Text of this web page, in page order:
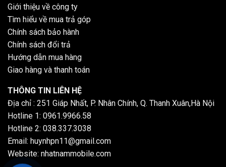
Giới thiệu về công ty
Tìm hiểu về mua trả góp
Chính sách bảo hành
Chính sách đổi trả
Hướng dẫn mua hàng
Giao hàng và thanh toán
THÔNG TIN LIÊN HỆ
Địa chỉ : 251 Giáp Nhất, P. Nhân Chính, Q. Thanh Xuân,Hà Nội
Hotline 1: 0961.9966.58
Hotline 2: 038.337.3038
Email: huynhpn11@gmail.com
Website: nhatnammobile.com